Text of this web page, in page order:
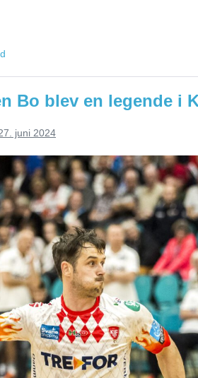
Bo blev en legende i
juni 2024